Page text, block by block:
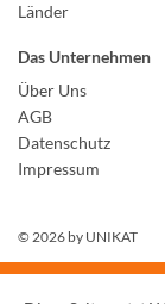
Länder
Das Unternehmen
Über Uns
AGB
Datenschutz
Impressum
© 2026 by UNIKAT